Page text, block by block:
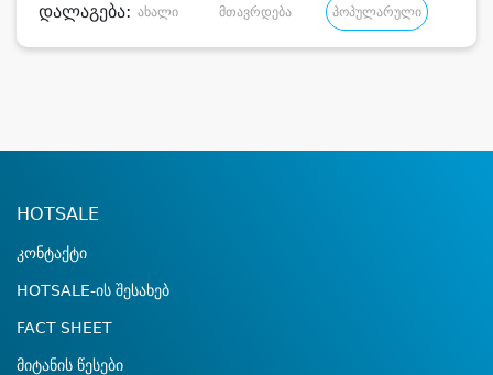
დალაგება: ახალი მთავრდება პოპულარული
HOTSALE
კონტაქტი
HOTSALE-ის შესახებ
FACT SHEET
მიტანის წესები